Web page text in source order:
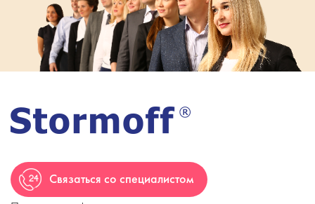
Связаться со специалистом